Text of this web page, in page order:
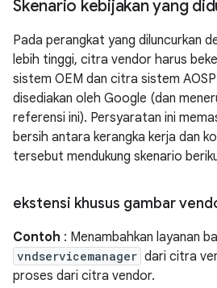
Skenario kebijakan yang
Pada perangkat yang diluncurkan
lebih tinggi, citra vendor harus
sistem OEM dan citra sistem
disediakan oleh Google (dan
referensi ini). Persyaratan ini
bersih antara kerangka kerja dan
tersebut mendukung skenario
ekstensi khusus gambar
Contoh : Menambahkan layanan
vndservicemanager dari citra
proses dari citra vendor.